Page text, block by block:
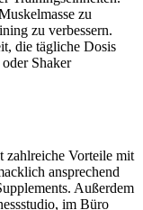
zu
zu verbessern.
die tägliche Dosis
Shaker
zahlreiche Vorteile mit
ansprechend
Außerdem
im Büro